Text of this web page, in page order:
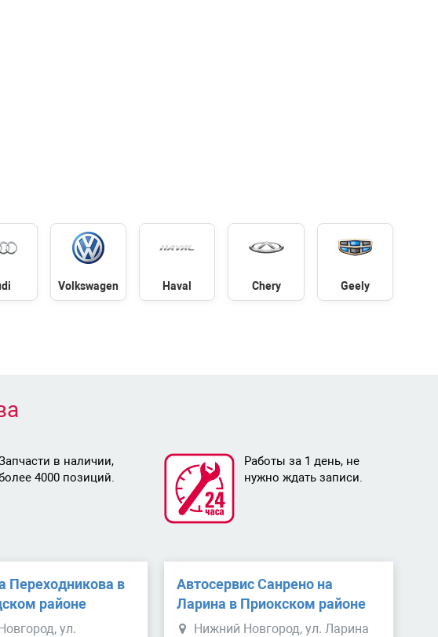
Volkswagen Haval Chery Geely
в наличии,
4000 позиций.
Работы за 1 день, не
нужно ждать записи.
Переходникова в
районе
ул.
Автосервис Санрено на
Ларина в Приокском районе
Нижний Новгород, ул. Ларина